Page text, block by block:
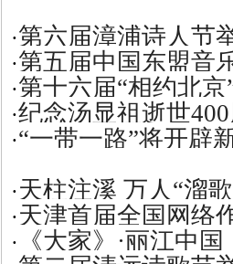
·第六届漳浦诗人节
·第五届中国东盟音
·第十六届“相约北
·纪念汤显祖逝世
·“一带一路”将开辟
·天柱注溪 万人“溜
·天津首届全国网络
· 《大家》·丽江中